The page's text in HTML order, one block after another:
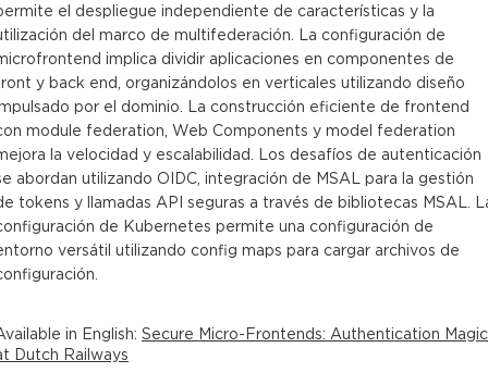
el despliegue independiente de características y la
del marco de multifederación. La configuración de
implica dividir aplicaciones en componentes de
y back end, organizándolos en verticales utilizando diseño
por el dominio. La construcción eficiente de frontend
module federation, Web Components y model federation
la velocidad y escalabilidad. Los desafíos de autenticación
abordan utilizando OIDC, integración de MSAL para la gestión
tokens y llamadas API seguras a través de bibliotecas MSAL.
de Kubernetes permite una configuración de
versátil utilizando config maps para cargar archivos de
in English: Secure Micro-Frontends: Authentication Magic
Dutch Railways